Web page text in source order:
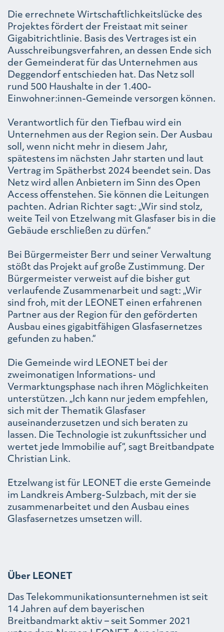
Die errechnete Wirtschaftlichkeitslücke des
Projektes fördert der Freistaat mit seiner
Gigabitrichtlinie. Basis des Vertrages ist ein
Ausschreibungsverfahren, an dessen Ende sich
der Gemeinderat für das Unternehmen aus
Deggendorf entschieden hat. Das Netz soll
rund 500 Haushalte in der 1.400-
Einwohner:innen-Gemeinde versorgen können.
Verantwortlich für den Tiefbau wird ein
Unternehmen aus der Region sein. Der Ausbau
soll, wenn nicht mehr in diesem Jahr,
spätestens im nächsten Jahr starten und laut
Vertrag im Spätherbst 2024 beendet sein. Das
Netz wird allen Anbietern im Sinn des Open
Access offenstehen. Sie können die Leitungen
pachten. Adrian Richter sagt: „Wir sind stolz,
weite Teil von Etzelwang mit Glasfaser bis in die
Gebäude erschließen zu dürfen.“
Bei Bürgermeister Berr und seiner Verwaltung
stößt das Projekt auf große Zustimmung. Der
Bürgermeister verweist auf die bisher gut
verlaufende Zusammenarbeit und sagt: „Wir
sind froh, mit der LEONET einen erfahrenen
Partner aus der Region für den geförderten
Ausbau eines gigabitfähigen Glasfasernetzes
gefunden zu haben.“
Die Gemeinde wird LEONET bei der
zweimonatigen Informations- und
Vermarktungsphase nach ihren Möglichkeiten
unterstützen. „Ich kann nur jedem empfehlen,
sich mit der Thematik Glasfaser
auseinanderzusetzen und sich beraten zu
lassen. Die Technologie ist zukunftssicher und
wertet jede Immobilie auf“, sagt Breitbandpate
Christian Link.
Etzelwang ist für LEONET die erste Gemeinde
im Landkreis Amberg-Sulzbach, mit der sie
zusammenarbeitet und den Ausbau eines
Glasfasernetzes umsetzen will.
Über LEONET
Das Telekommunikationsunternehmen ist seit
14 Jahren auf dem bayerischen
Breitbandmarkt aktiv – seit Sommer 2021